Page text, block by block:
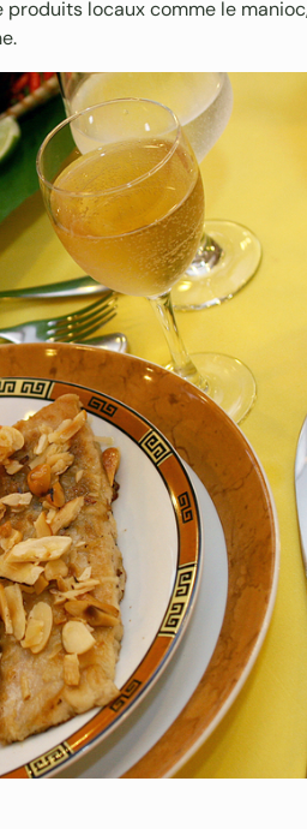
locaux comme le